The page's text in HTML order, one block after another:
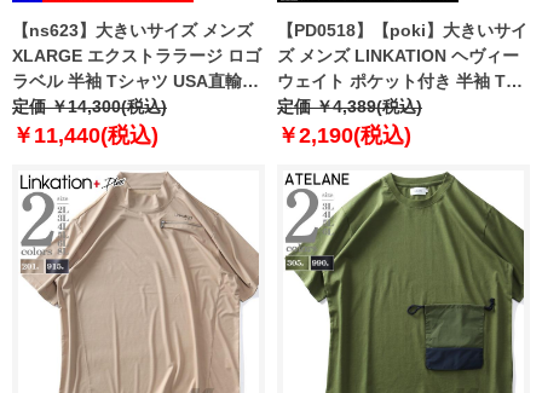
【ns623】大きいサイズ メンズ
XLARGE エクストララージ ロゴ
ラベル 半袖 Tシャツ USA直輸入
201261011003
定価 ￥14,300(税込)
￥11,440(税込)
【PD0518】【poki】大きいサイ
ズ メンズ LINKATION ヘヴィー
ウェイト ポケット付き 半袖 Tシ
ャツ アスレジャー スポーツウェ
ア la-t220216
定価 ￥4,389(税込)
￥2,190(税込)